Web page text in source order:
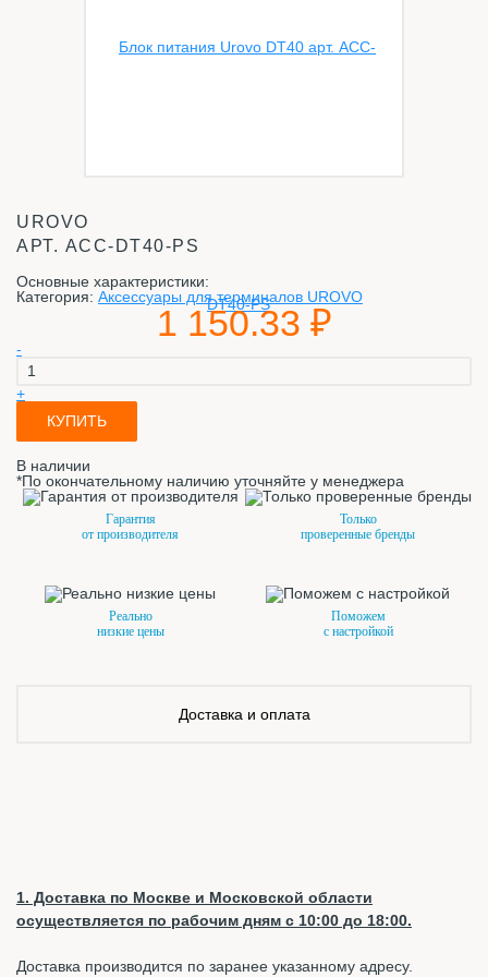
UROVO
АРТ. ACC-DT40-PS
Основные характеристики:
Категория: Аксессуары для терминалов UROVO
1 150.33 ₽
-
+
КУПИТЬ
В наличии
*По окончательному наличию уточняйте у менеджера
Гарантия
от производителя
Только
проверенные бренды
Реально
низкие цены
Поможем
с настройкой
Доставка и оплата
1. Доставка по Москве и Московской области
осуществляется по рабочим дням с 10:00 до 18:00.
Доставка производится по заранее указанному адресу.